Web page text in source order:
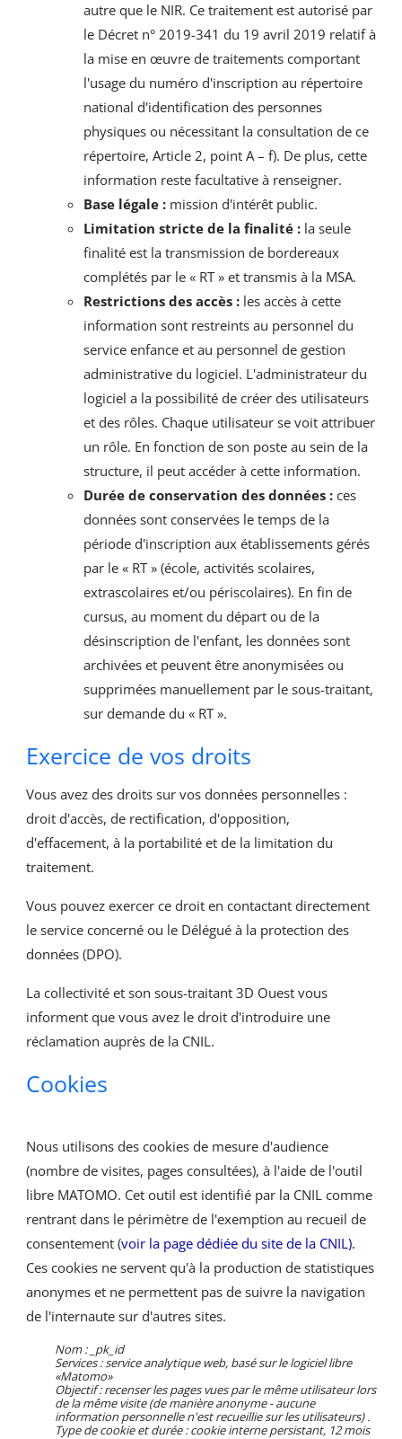
autre que le NIR. Ce traitement est autorisé par
le Décret n° 2019-341 du 19 avril 2019 relatif à
la mise en œuvre de traitements comportant
l'usage du numéro d'inscription au répertoire
national d'identification des personnes
physiques ou nécessitant la consultation de ce
répertoire, Article 2, point A – f). De plus, cette
information reste facultative à renseigner.
Base légale : mission d'intérêt public.
Limitation stricte de la finalité : la seule
finalité est la transmission de bordereaux
complétés par le « RT » et transmis à la MSA.
Restrictions des accès : les accès à cette
information sont restreints au personnel du
service enfance et au personnel de gestion
administrative du logiciel. L'administrateur du
logiciel a la possibilité de créer des utilisateurs
et des rôles. Chaque utilisateur se voit attribuer
un rôle. En fonction de son poste au sein de la
structure, il peut accéder à cette information.
Durée de conservation des données : ces
données sont conservées le temps de la
période d'inscription aux établissements gérés
par le « RT » (école, activités scolaires,
extrascolaires et/ou périscolaires). En fin de
cursus, au moment du départ ou de la
désinscription de l'enfant, les données sont
archivées et peuvent être anonymisées ou
supprimées manuellement par le sous-traitant,
sur demande du « RT ».
Exercice de vos droits
Vous avez des droits sur vos données personnelles :
droit d'accès, de rectification, d'opposition,
d'effacement, à la portabilité et de la limitation du
traitement.
Vous pouvez exercer ce droit en contactant directement
le service concerné ou le Délégué à la protection des
données (DPO).
La collectivité et son sous-traitant 3D Ouest vous
informent que vous avez le droit d'introduire une
réclamation auprès de la CNIL.
Cookies
Nous utilisons des cookies de mesure d'audience
(nombre de visites, pages consultées), à l'aide de l'outil
libre MATOMO. Cet outil est identifié par la CNIL comme
rentrant dans le périmètre de l'exemption au recueil de
consentement (voir la page dédiée du site de la CNIL).
Ces cookies ne servent qu'à la production de statistiques
anonymes et ne permettent pas de suivre la navigation
de l'internaute sur d'autres sites.
Nom : _pk_id
Services : service analytique web, basé sur le logiciel libre
«Matomo»
Objectif : recenser les pages vues par le même utilisateur lors
de la même visite (de manière anonyme - aucune
information personnelle n'est recueillie sur les utilisateurs) .
Type de cookie et durée : cookie interne persistant, 12 mois